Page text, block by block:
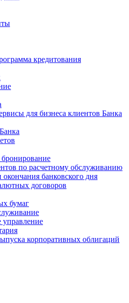
кредитования
для бизнеса клиентов Банка
по расчетному обслуживанию
банковского дня
договоров
бумаг
управление
корпоративных облигаций